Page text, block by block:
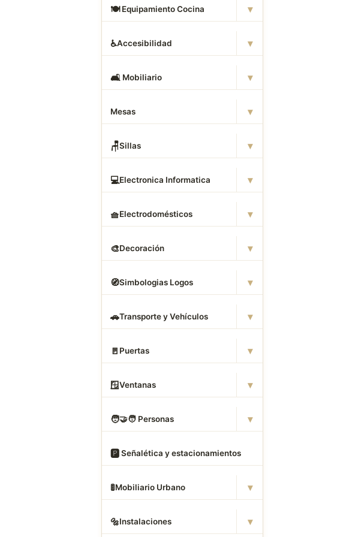
🍽️ Equipamiento Cocina ▾
♿Accesibilidad ▾
🛋 ️ Mobiliario ▾
Mesas ▾
🪑Sillas ▾
💻Electronica Informatica ▾
🧺Electrodomésticos ▾
🎨Decoración ▾
🧭Simbologias Logos ▾
🚗Transporte y Vehículos ▾
🚪 Puertas ▾
🪟Ventanas ▾
🧑‍🤝‍🧑 Personas ▾
🅿️ Señalética y estacionamientos
🚦Mobiliario Urbano ▾
🔩Instalaciones ▾